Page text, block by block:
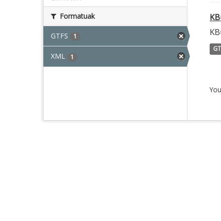
Formatuak
GTFS 1
XML 1